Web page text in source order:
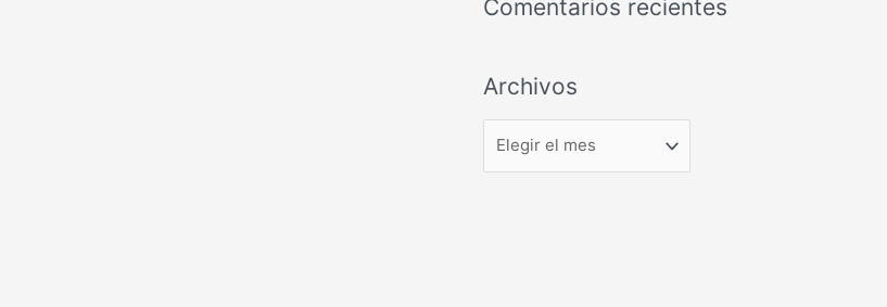
Comentarios recientes
Archivos